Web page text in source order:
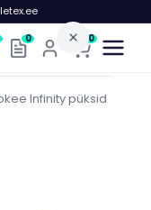
0 0
Infinity püksid
×